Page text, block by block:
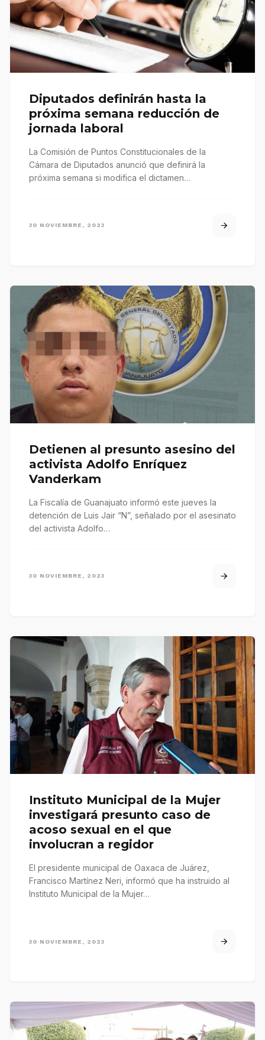
Diputados definirán hasta la
próxima semana reducción de
jornada laboral
La Comisión de Puntos Constitucionales de la
Cámara de Diputados anunció que definirá la
próxima semana si modifica el dictamen…
30 NOVIEMBRE, 2023
Detienen al presunto asesino del
activista Adolfo Enríquez
Vanderkam
La Fiscalía de Guanajuato informó este jueves la
detención de Luis Jair “N”, señalado por el asesinato
del activista Adolfo…
30 NOVIEMBRE, 2023
Instituto Municipal de la Mujer
investigará presunto caso de
acoso sexual en el que
involucran a regidor
El presidente municipal de Oaxaca de Juárez,
Francisco Martínez Neri, informó que ha instruido al
Instituto Municipal de la Mujer…
30 NOVIEMBRE, 2023